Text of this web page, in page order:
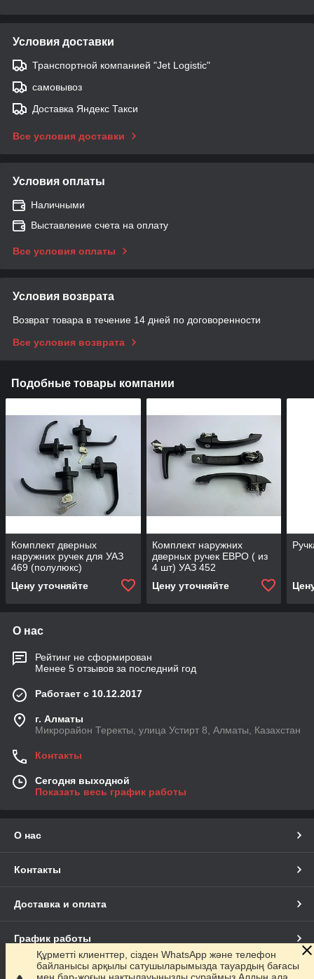
Условия доставки
Транспортной компанией "Jet Logistic"
самовывоз
Доставка Яндекс Такси
Все условия доставки
Условия оплаты
Наличными
Выставление счета на оплату
Все условия оплаты
Условия возврата
Возврат товара в течение 14 дней по договоренности
Все условия возврата
Подобные товары компании
Комплект дверных
наружних ручек для УАЗ
469 (полулюкс)
Цену уточняйте
Комплект наружних
дверных ручек ЕВРО ( из
4 шт) УАЗ 452
Цену уточняйте
О нас
Рейтинг не сформирован
Менее 5 отзывов за последний год
Работает с 10.12.2017
г. Алматы
Микрорайон Теректы, улица Устирт 8, Алматы, Казахстан
Контакты
Сегодня выходной
Показать весь график работы
О нас
Контакты
Доставка и оплата
График работы
Полная версия сайта
Құрметті клиенттер, сізден WhatsApp және телефон
байланысы арқылы сатушыларымызда тауардың бағасы